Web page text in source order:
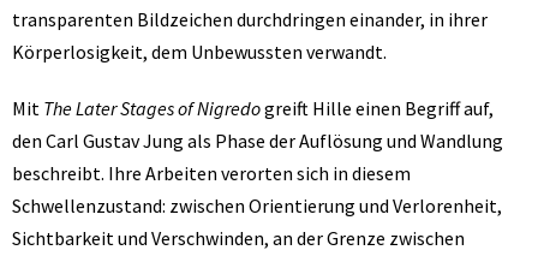
transparenten Bildzeichen durchdringen einander, in ihrer
Körperlosigkeit, dem Unbewussten verwandt.
Mit The Later Stages of Nigredogreift Hille einen Begriff auf,
den Carl Gustav Jung als Phase der Auflösung und Wandlung
beschreibt. Ihre Arbeiten verorten sich in diesem
Schwellenzustand: zwischen Orientierung und Verlorenheit,
Sichtbarkeit und Verschwinden, an der Grenze zwischen